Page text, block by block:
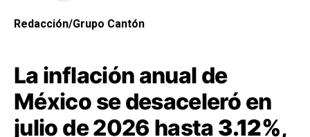
Redacción/Grupo Cantón
La inflación anual de
México se desaceleró en
julio de 2026 hasta 3.12%,